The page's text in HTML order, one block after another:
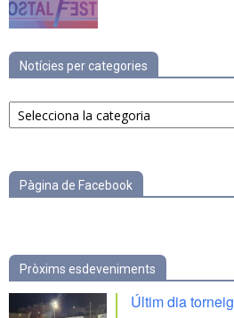
Notícies per categories
Notícies
per
Pàgina de Facebook
Pròxims esdeveniments
Últim dia torneig